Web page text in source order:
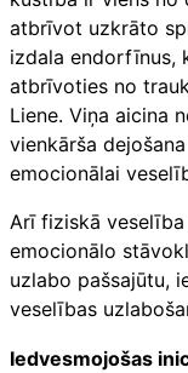
atbrīvot uzkrāto
izdala endorfīnus,
atbrīvoties no
Liene. Viņa aicina
vienkārša
emocionālai
Arī fiziskā
emocionālo
uzlabo pašsajūtu,
veselības
Iedvesmojošas